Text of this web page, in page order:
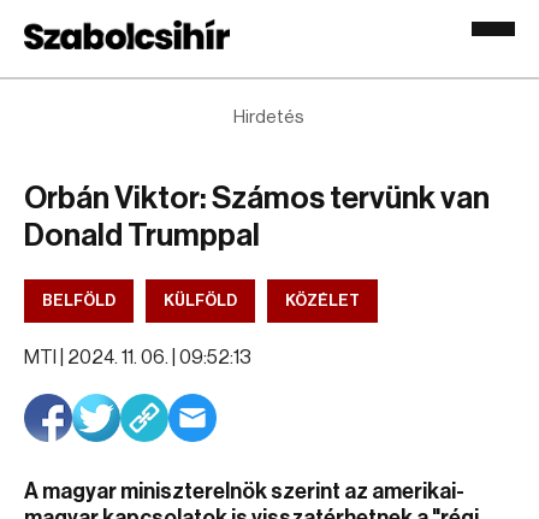
Hirdetés
Orbán Viktor: Számos tervünk van
Donald Trumppal
BELFÖLD KÜLFÖLD KÖZÉLET
MTI | 2024. 11. 06. | 09:52:13
A magyar miniszterelnök szerint az amerikai-